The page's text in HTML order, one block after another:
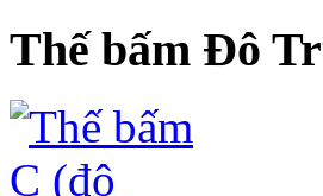
Thế bấm Đô